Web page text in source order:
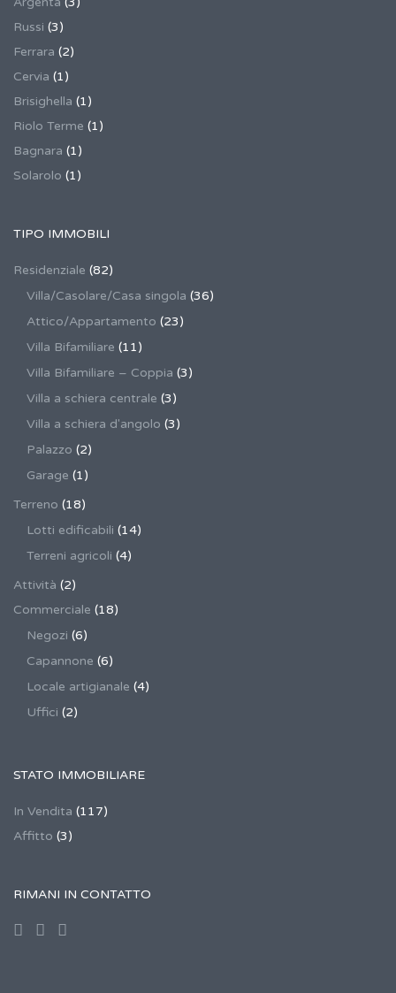
Russi (3)
Ferrara (2)
Cervia (1)
Brisighella (1)
Riolo Terme (1)
Bagnara (1)
Solarolo (1)
TIPO IMMOBILI
Residenziale (82)
Villa/Casolare/Casa singola (36)
Attico/Appartamento (23)
Villa Bifamiliare (11)
Villa Bifamiliare – Coppia (3)
Villa a schiera centrale (3)
Villa a schiera d'angolo (3)
Palazzo (2)
Garage (1)
Terreno (18)
Lotti edificabili (14)
Terreni agricoli (4)
Attività (2)
Commerciale (18)
Negozi (6)
Capannone (6)
Locale artigianale (4)
Uffici (2)
STATO IMMOBILIARE
In Vendita (117)
Affitto (3)
RIMANI IN CONTATTO